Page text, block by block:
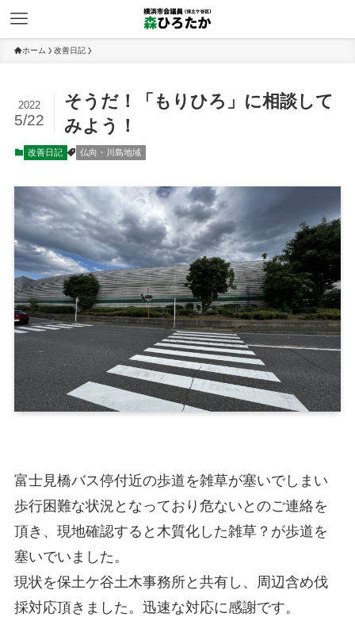
ホーム 改善日記
そうだ！「もりひろ」に相談して
みよう！
2022
5/22
改善日記 仏向・川島地域
富士見橋バス停付近の歩道を雑草が塞いでしまい
歩行困難な状況となっており危ないとのご連絡を
頂き、現地確認すると木質化した雑草？が歩道を
塞いでいました。
現状を保土ケ谷土木事務所と共有し、周辺含め伐
採対応頂きました。迅速な対応に感謝です。